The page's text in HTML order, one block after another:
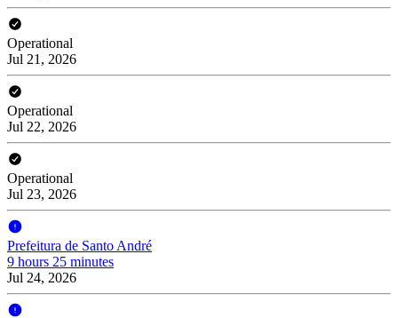
Operational
Jul 21, 2026
Operational
Jul 22, 2026
Operational
Jul 23, 2026
Prefeitura de Santo André
9 hours 25 minutes
Jul 24, 2026